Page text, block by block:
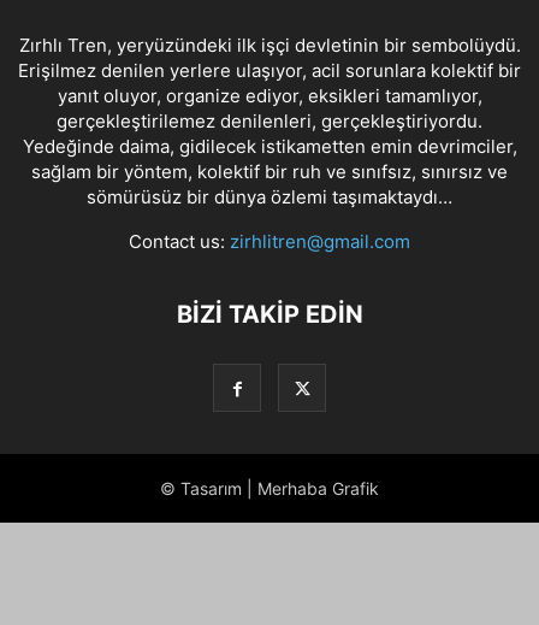
Zırhlı Tren, yeryüzündeki ilk işçi devletinin bir sembolüydü.
Erişilmez denilen yerlere ulaşıyor, acil sorunlara kolektif bir
yanıt oluyor, organize ediyor, eksikleri tamamlıyor,
gerçekleştirilemez denilenleri, gerçekleştiriyordu.
Yedeğinde daima, gidilecek istikametten emin devrimciler,
sağlam bir yöntem, kolektif bir ruh ve sınıfsız, sınırsız ve
sömürüsüz bir dünya özlemi taşımaktaydı…
Contact us: zirhlitren@gmail.com
BİZİ TAKİP EDİN
© Tasarım | Merhaba Grafik